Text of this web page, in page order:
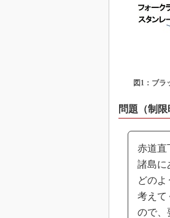
図1：ブラ
問題（制限
赤道直
諸島に
どの
考えて
ので、